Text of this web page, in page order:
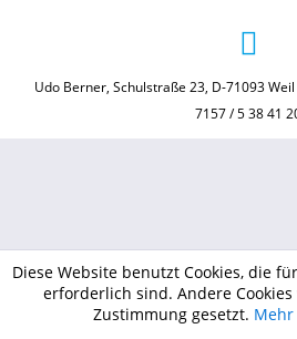
Udo Berner, Schulstraße 23, D-71093
7157 / 5 38 41
Diese Website benutzt Cookies, die
erforderlich sind. Andere
Zustimmung gesetzt.